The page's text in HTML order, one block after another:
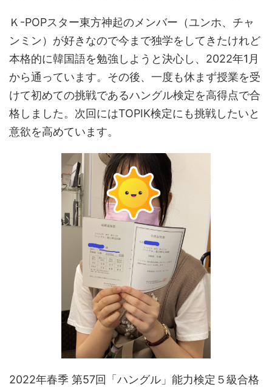
Ｋ-POPスター東方神起のメンバー（ユンホ、チャ
ンミン）が好きなので今まで独学をしてきたけれど
本格的に韓国語を勉強しようと決心し、2022年1月
から通っています。その後、一度も休まず授業を受
けて初めての挑戦であるハングル検定を高得点で合
格しました。次回にはTOPIK検定にも挑戦したいと
意欲を高めています。
2022年春季 第57回「ハングル」能力検定５級合格